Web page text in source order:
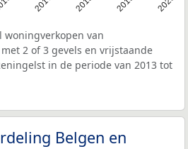
woningverkopen van
2 of 3 gevels en vrijstaande
in de periode van 2013 tot
Belgen en